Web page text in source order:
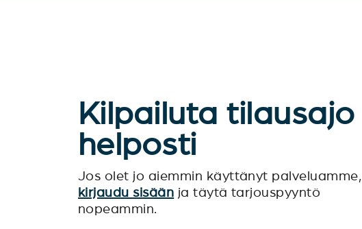
Kilpailuta tilausajo
helposti
Jos olet jo aiemmin käyttänyt palveluamme,
kirjaudu sisään ja täytä tarjouspyyntö
nopeammin.